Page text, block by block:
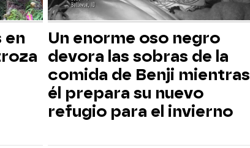
en
Un enorme oso negro
devora las sobras de la
comida de Benji mientras
él prepara su nuevo
refugio para el invierno